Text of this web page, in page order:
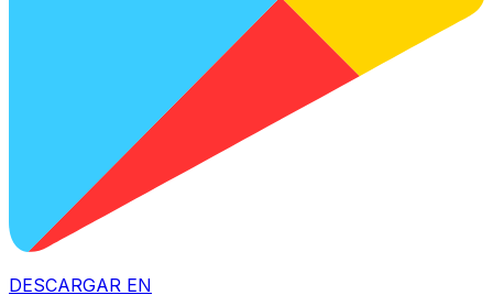
DESCARGAR EN